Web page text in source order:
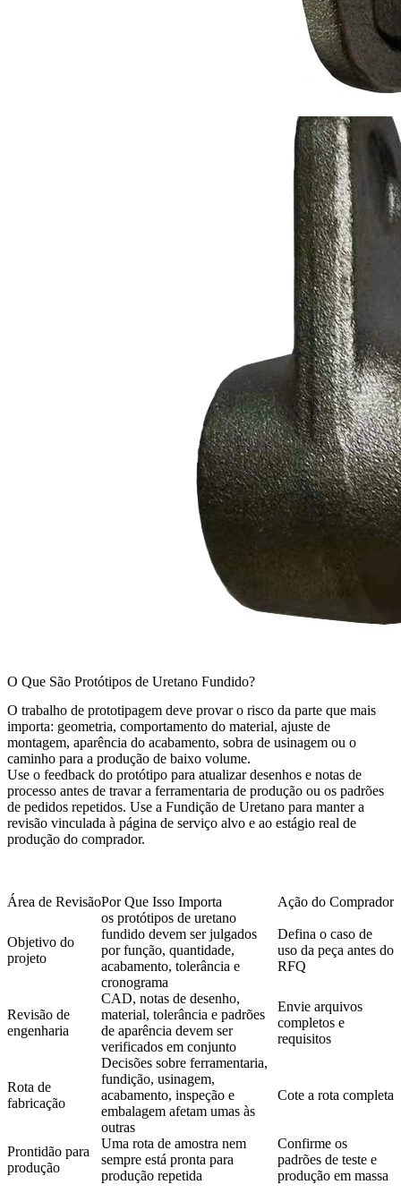
O Que São Protótipos de Uretano Fundido?
O trabalho de prototipagem deve provar o risco da parte que mais
importa: geometria, comportamento do material, ajuste de
montagem, aparência do acabamento, sobra de usinagem ou o
caminho para a produção de baixo volume.
Use o feedback do protótipo para atualizar desenhos e notas de
processo antes de travar a ferramentaria de produção ou os padrões
de pedidos repetidos. Use a Fundição de Uretano para manter a
revisão vinculada à página de serviço alvo e ao estágio real de
produção do comprador.
Área de RevisãoPor Que Isso Importa Ação do Comprador
Objetivo do
projeto
os protótipos de uretano
fundido devem ser julgados
por função, quantidade,
acabamento, tolerância e
cronograma
Defina o caso de
uso da peça antes do
RFQ
Revisão de
engenharia
CAD, notas de desenho,
material, tolerância e padrões
de aparência devem ser
verificados em conjunto
Envie arquivos
completos e
requisitos
Rota de
fabricação
Decisões sobre ferramentaria,
fundição, usinagem,
acabamento, inspeção e
embalagem afetam umas às
outras
Cote a rota completa
Prontidão para
produção
Uma rota de amostra nem
sempre está pronta para
produção repetida
Confirme os
padrões de teste e
produção em massa